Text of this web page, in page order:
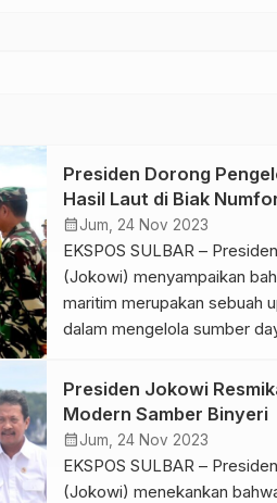
Presiden Dorong
Hasil Laut di Biak
calendar_monthJum, 24 Nov 2023
EKSPOS SULBAR –
(Jokowi) menyampaikan
maritim merupakan sebuah
dalam mengelola sumber
meresmikan Kampung
Samber dan Binyeri, Biak
(23/11/2023).
urusan nelayan saja, karena
Presiden Jokowi
Modern Samber Binyeri
calendar_monthJum, 24 Nov 2023
EKSPOS SULBAR –
(Jokowi) menekankan